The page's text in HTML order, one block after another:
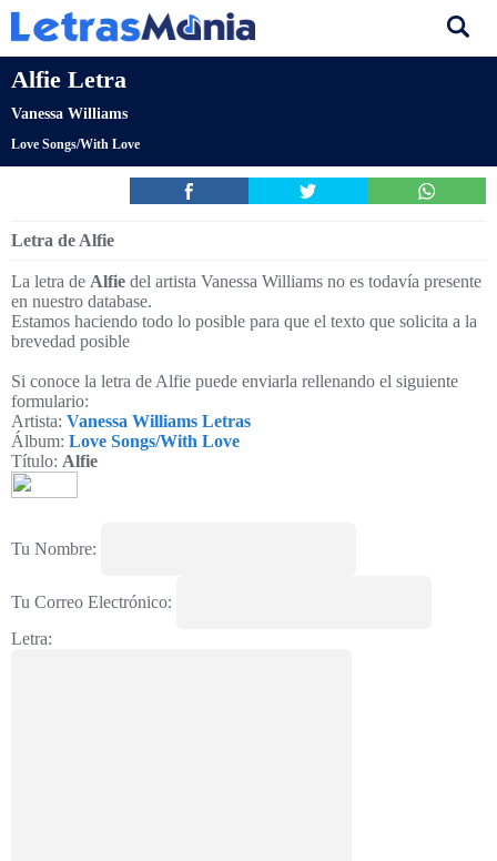
Alfie Letra
Vanessa Williams
Love Songs/With Love
Letra de Alfie
La letra de Alfie del artista Vanessa Williams no es todavía presente
en nuestro database.
Estamos haciendo todo lo posible para que el texto que solicita a la
brevedad posible
Si conoce la letra de Alfie puede enviarla rellenando el siguiente
formulario:
Artista: Vanessa Williams Letras
Álbum: Love Songs/With Love
Título: Alfie
Tu Nombre:
Tu Correo Electrónico:
Letra: